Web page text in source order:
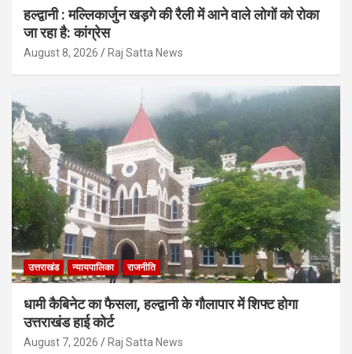
हल्द्वानी : मल्लिकार्जुन खड़गे की रैली में आने वाले लोगों को रोका
जा रहा है: कांग्रेस
August 8, 2026 Raj Satta News
उत्तराखंड न्यायपालिका राजनीति
धामी कैबिनेट का फैसला, हल्द्वानी के गौलापार में शिफ्ट होगा
उत्तराखंड हाई कोर्ट
August 7, 2026 Raj Satta News